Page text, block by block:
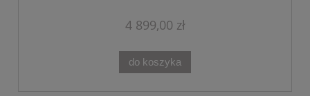
4 899,00 zł
do koszyka